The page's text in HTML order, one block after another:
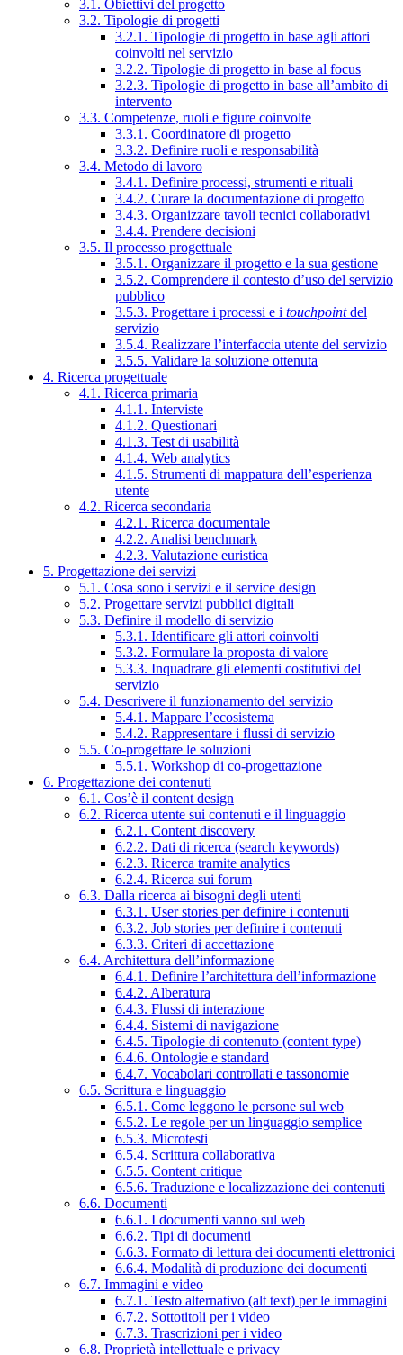
3.1. Obiettivi del progetto
3.2. Tipologie di progetti
3.2.1. Tipologie di progetto in base agli attori
coinvolti nel servizio
3.2.2. Tipologie di progetto in base al focus
3.2.3. Tipologie di progetto in base all’ambito di
intervento
3.3. Competenze, ruoli e figure coinvolte
3.3.1. Coordinatore di progetto
3.3.2. Definire ruoli e responsabilità
3.4. Metodo di lavoro
3.4.1. Definire processi, strumenti e rituali
3.4.2. Curare la documentazione di progetto
3.4.3. Organizzare tavoli tecnici collaborativi
3.4.4. Prendere decisioni
3.5. Il processo progettuale
3.5.1. Organizzare il progetto e la sua gestione
3.5.2. Comprendere il contesto d’uso del servizio
pubblico
3.5.3. Progettare i processi e i touchpointdel
servizio
3.5.4. Realizzare l’interfaccia utente del servizio
3.5.5. Validare la soluzione ottenuta
4. Ricerca progettuale
4.1. Ricerca primaria
4.1.1. Interviste
4.1.2. Questionari
4.1.3. Test di usabilità
4.1.4. Web analytics
4.1.5. Strumenti di mappatura dell’esperienza
utente
4.2. Ricerca secondaria
4.2.1. Ricerca documentale
4.2.2. Analisi benchmark
4.2.3. Valutazione euristica
5. Progettazione dei servizi
5.1. Cosa sono i servizi e il service design
5.2. Progettare servizi pubblici digitali
5.3. Definire il modello di servizio
5.3.1. Identificare gli attori coinvolti
5.3.2. Formulare la proposta di valore
5.3.3. Inquadrare gli elementi costitutivi del
servizio
5.4. Descrivere il funzionamento del servizio
5.4.1. Mappare l’ecosistema
5.4.2. Rappresentare i flussi di servizio
5.5. Co-progettare le soluzioni
5.5.1. Workshop di co-progettazione
6. Progettazione dei contenuti
6.1. Cos’è il content design
6.2. Ricerca utente sui contenuti e il linguaggio
6.2.1. Content discovery
6.2.2. Dati di ricerca (search keywords)
6.2.3. Ricerca tramite analytics
6.2.4. Ricerca sui forum
6.3. Dalla ricerca ai bisogni degli utenti
6.3.1. User stories per definire i contenuti
6.3.2. Job stories per definire i contenuti
6.3.3. Criteri di accettazione
6.4. Architettura dell’informazione
6.4.1. Definire l’architettura dell’informazione
6.4.2. Alberatura
6.4.3. Flussi di interazione
6.4.4. Sistemi di navigazione
6.4.5. Tipologie di contenuto (content type)
6.4.6. Ontologie e standard
6.4.7. Vocabolari controllati e tassonomie
6.5. Scrittura e linguaggio
6.5.1. Come leggono le persone sul web
6.5.2. Le regole per un linguaggio semplice
6.5.3. Microtesti
6.5.4. Scrittura collaborativa
6.5.5. Content critique
6.5.6. Traduzione e localizzazione dei contenuti
6.6. Documenti
6.6.1. I documenti vanno sul web
6.6.2. Tipi di documenti
6.6.3. Formato di lettura dei documenti elettronici
6.6.4. Modalità di produzione dei documenti
6.7. Immagini e video
6.7.1. Testo alternativo (alt text) per le immagini
6.7.2. Sottotitoli per i video
6.7.3. Trascrizioni per i video
6.8. Proprietà intellettuale e privacy